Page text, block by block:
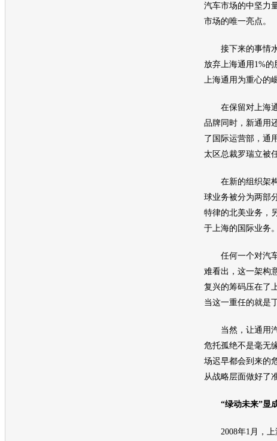
汽车市场的中坚力
市场的唯一亮点。
接下来的事情水
放弃 上海通用 1%的
上海通用 为重心的
在保留对 上海
品牌同时，新通用
了国际运营部， 通
太区 总裁罗瑞立被
在新的组织架构
球业务被分为两部
特律的北美业务，
于上海的国际业务。
任何一个对汽
难看出，这一架构
复兴的筹码压在了
当这一重任的就是
当然，让通用
危托孤绝不是毫无
场迟早都会到来的
从战略层面做好了
“绿动未来”显
2008年1月，